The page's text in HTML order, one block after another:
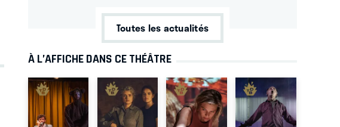
Toutes les actualités
À L’AFFICHE DANS CE THÉÂTRE